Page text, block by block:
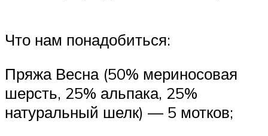
Что нам понадобиться:
Пряжа Весна (50% мериносовая
шерсть, 25% альпака, 25%
натуральный шелк) — 5 мотков;